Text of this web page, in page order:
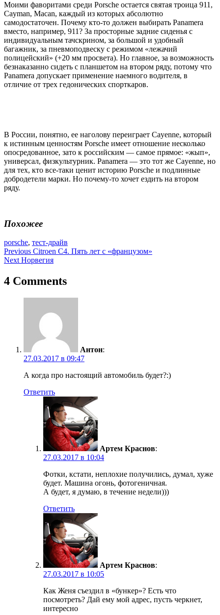
Моими фаворитами среди Porsche остается святая троица 911,
Cayman, Macan, каждый из которых абсолютно
самодостаточен. Почему кто-то должен выбирать Panamera
вместо, например, 911? За просторные задние сиденья с
индивидуальным тачскрином, за большой и удобный
багажник, за пневмоподвеску с режимом «лежачий
полицейский» (+20 мм просвета). Но главное, за возможность
безнаказанно сидеть с планшетом на втором ряду, потому что
Panamera допускает применение наемного водителя, в
отличие от трех гедонических спорткаров.
В России, понятно, ее наголову переиграет Cayenne, который
к истинным ценностям Porsche имеет отношение несколько
опосредованное, зато к российским — самое прямое: «жып»,
универсал, физкультурник. Panamera — это тот же Cayenne, но
для тех, кто все-таки ценит историю Porsche и подлинные
добродетели марки. Но почему-то хочет ездить на втором
ряду.
Похожее
porsche, тест-драйв
Навигация
по
записям
Previous Citroen C4. Пять лет с «французом»
Next Норвегия
4 Comments
Антон:
27.03.2017 в 09:47
А когда про настоящий автомобиль будет?:)
Ответить
Артем Краснов:
27.03.2017 в 10:04
Фотки, кстати, неплохие получились, думал, хуже
будет. Машина огонь, фотогеничная.
А будет, я думаю, в течение недели)))
Ответить
Артем Краснов:
27.03.2017 в 10:05
Как Женя съездил в «бункер»? Есть что
посмотреть? Дай ему мой адрес, пусть черкнет,
интересно